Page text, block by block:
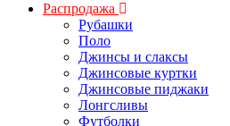
Распродажа
Рубашки
Поло
Джинсы и слаксы
Джинсовые куртки
Джинсовые пиджаки
Лонгсливы
Футболки